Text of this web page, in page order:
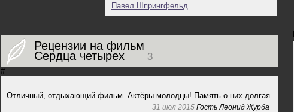
Павел Шпрингфельд
Рецензии на фильм
Сердца четырех 3
#
Отличный, отдыхающий фильм. Актёры молодцы! Память о них долгая.
31 июл 2015 Гость Леонид Журба